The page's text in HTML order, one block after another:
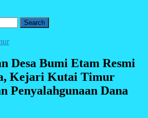
Desa Bumi Etam Resmi
Kejari Kutai Timur
Penyalahgunaan Dana